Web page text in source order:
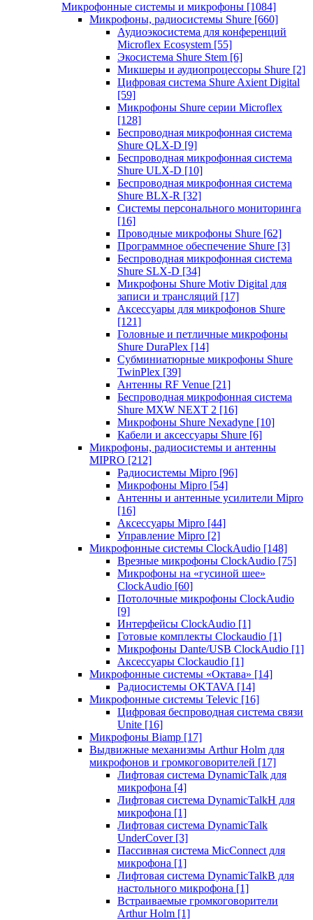
Микрофонные системы и микрофоны [1084]
Микрофоны, радиосистемы Shure [660]
Аудиоэкосистема для конференций
Microflex Ecosystem [55]
Экосистема Shure Stem [6]
Микшеры и аудиопроцессоры Shure [2]
Цифровая система Shure Axient Digital
[59]
Микрофоны Shure серии Microflex
[128]
Беспроводная микрофонная система
Shure QLX-D [9]
Беспроводная микрофонная система
Shure ULX-D [10]
Беспроводная микрофонная система
Shure BLX-R [32]
Системы персонального мониторинга
[16]
Проводные микрофоны Shure [62]
Программное обеспечение Shure [3]
Беспроводная микрофонная система
Shure SLX-D [34]
Микрофоны Shure Motiv Digital для
записи и трансляций [17]
Аксессуары для микрофонов Shure
[121]
Головные и петличные микрофоны
Shure DuraPlex [14]
Субминиатюрные микрофоны Shure
TwinPlex [39]
Антенны RF Venue [21]
Беспроводная микрофонная система
Shure MXW NEXT 2 [16]
Микрофоны Shure Nexadyne [10]
Кабели и аксессуары Shure [6]
Микрофоны, радиосистемы и антенны
MIPRO [212]
Радиосистемы Mipro [96]
Микрофоны Mipro [54]
Антенны и антенные усилители Mipro
[16]
Аксессуары Mipro [44]
Управление Mipro [2]
Микрофонные системы ClockAudio [148]
Врезные микрофоны ClockAudio [75]
Микрофоны на «гусиной шее»
ClockAudio [60]
Потолочные микрофоны ClockAudio
[9]
Интерфейсы ClockAudio [1]
Готовые комплекты Clockaudio [1]
Микрофоны Dante/USB ClockAudio [1]
Аксессуары Clockaudio [1]
Микрофонные системы «Октава» [14]
Радиосистемы OKTAVA [14]
Микрофонные системы Televic [16]
Цифровая беспроводная система связи
Unite [16]
Микрофоны Biamp [17]
Выдвижные механизмы Arthur Holm для
микрофонов и громкоговорителей [17]
Лифтовая система DynamicTalk для
микрофона [4]
Лифтовая система DynamicTalkH для
микрофона [1]
Лифтовая система DynamicTalk
UnderCover [3]
Пассивная система MicConnect для
микрофона [1]
Лифтовая система DynamicTalkB для
настольного микрофона [1]
Встраиваемые громкоговорители
Arthur Holm [1]